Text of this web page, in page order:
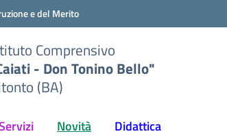
e del Merito
Comprensivo
- Don Tonino Bello"
(BA)
Novità Didattica